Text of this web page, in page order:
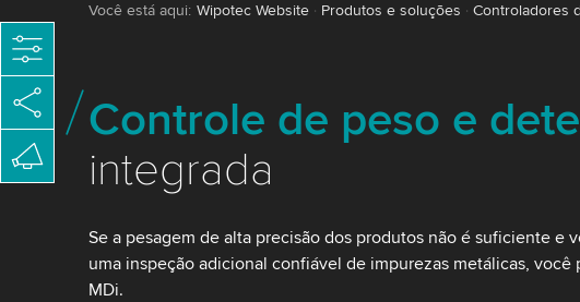
Você está aqui: Wipotec Website Produtos e soluções Controladores
Controle de peso e
integrada
Se a pesagem de alta precisão dos produtos não é suficiente e
uma inspeção adicional confiável de impurezas metálicas, você
MDi.